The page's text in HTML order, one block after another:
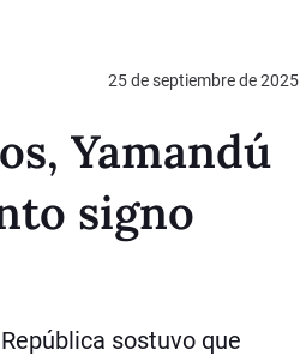
25 de septiembre de 2025
Yamandú
signo
sostuvo que